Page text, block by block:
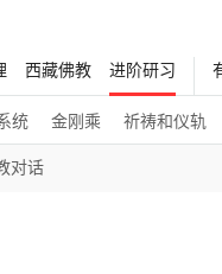
西藏佛教 进阶研习
统 金刚乘 祈祷和仪轨
对话